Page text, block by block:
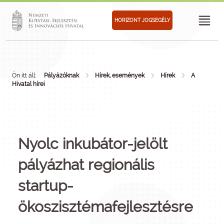
HORIZONT JOGSEGÉLY
Ön itt áll: Pályázóknak Hírek, események Hírek
A
Hivatal hírei
Nyolc inkubátor-jelölt
pályázhat regionális
startup-
ökoszisztémafejlesztésre